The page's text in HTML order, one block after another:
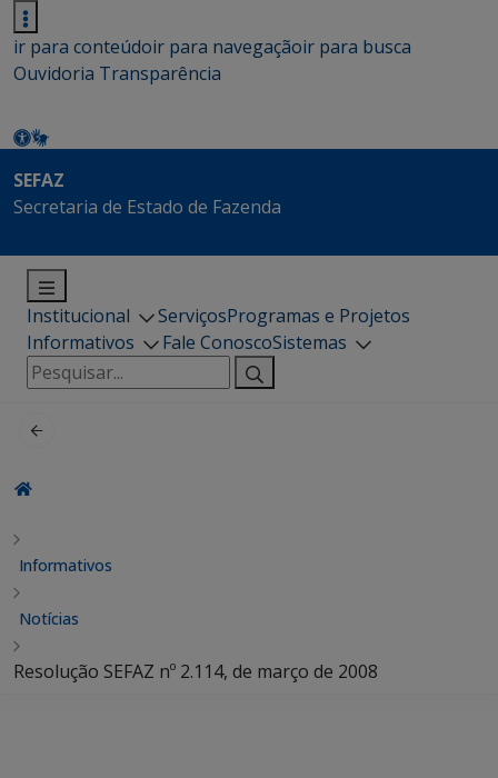
ir para conteúdoir para navegaçãoir para busca
Ouvidoria Transparência
SEFAZ
Secretaria de Estado de Fazenda
Institucional ServiçosProgramas e Projetos
Informativos
Fale ConoscoSistemas
Pesquisar
por:
Informativos
Notícias
Resolução SEFAZ nº 2.114, de março de 2008